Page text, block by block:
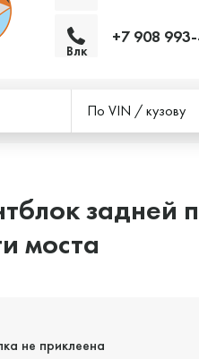
Влк
+7 908
По VIN / кузову
задней
моста
не приклеена